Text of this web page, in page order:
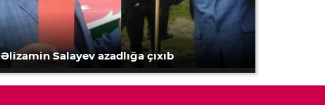
Əlizamin Salayev azadlığa çıxıb